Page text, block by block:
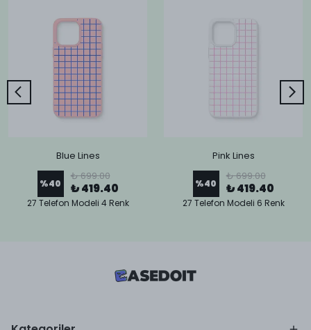
Blue Lines
%40
₺ 699.00
₺ 419.40
27 Telefon Modeli 4 Renk
Pink Lines
%40
₺ 699.00
₺ 419.40
27 Telefon Modeli 6 Renk